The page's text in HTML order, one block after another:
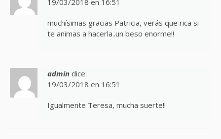
19/03/2018 en 16:51
muchísimas gracias Patricia, verás que rica si
te animas a hacerla..un beso enorme!!
admin dice:
19/03/2018 en 16:51
Igualmente Teresa, mucha suerte!!